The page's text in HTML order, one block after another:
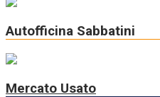
Autofficina Sabbatini
Mercato Usato